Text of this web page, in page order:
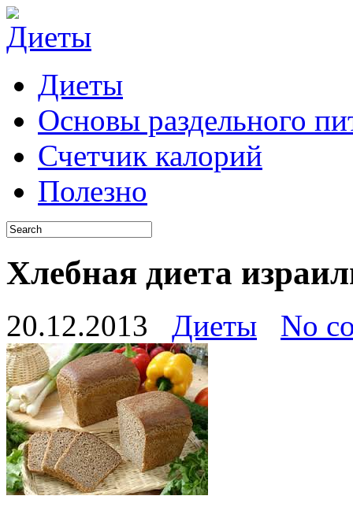
Диеты
Основы раздельного
Счетчик калорий
Полезно
Хлебная диета
20.12.2013 Диеты No